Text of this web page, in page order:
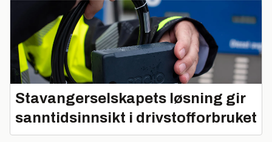
Stavangerselskapets løsning gir
sanntidsinnsikt i drivstofforbruket